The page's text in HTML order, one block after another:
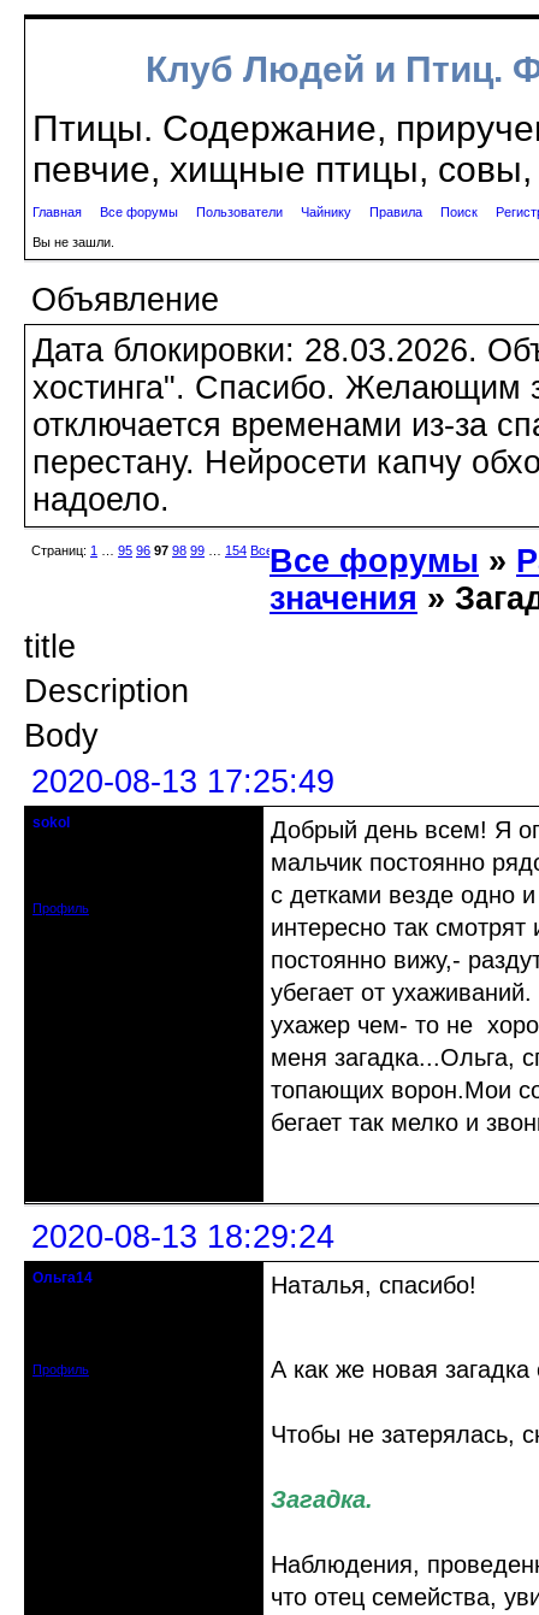
Клуб Людей и Птиц.
Птицы. Содержание,
певчие, хищные птицы, совы,
Главная Все форумы Пользователи Чайнику Правила Поиск
Вы не зашли.
Объявление
Дата блокировки: 28.03.2026.
хостинга". Спасибо. Желающим
отключается временами из-за
перестану. Нейросети капчу
надоело.
Страниц: 1 95 96 97 98 99 154 ВсеВсе форумы »
значения »
title
Description
Body
2020-08-13 17:25:49
sokol
Профиль
Добрый день всем! Я
мальчик постоянно
с детками везде одно
интересно так
постоянно вижу,-
убегает от
ухажер чем- то не
меня загадка...Ольга,
топающих ворон.Мои
бегает так мелко и
2020-08-13 18:29:24
Ольга14
Профиль
Наталья, спасибо!
А как же новая
Чтобы не затерялась,
Загадка.
Наблюдения,
что отец семейства,